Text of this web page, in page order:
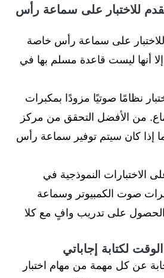
للاختبار على سماعة رأس
على سماعة رأس خاصة
إلا أنها ليست قاعدة مسلم بها في
نظامًا صوتيًا مزودًا بمكبرات
من الأفضل التحقق من مركز
إذا كان سيتم توفير سماعة رأس
الاختبارات النموذجية في
صوت الكمبيوتر وسماعة
على تدريب وافٍ مع كلا
عن كل مهمة من مهام اختبار